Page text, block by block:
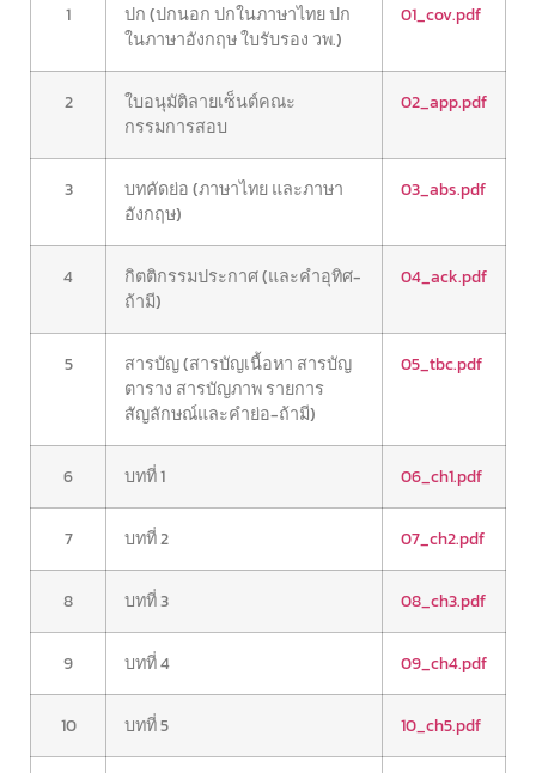
1
ปก (ปกนอก ปกในภาษาไทย ปก
ในภาษาอังกฤษ ใบรับรอง วพ.)
01_cov.pdf
2
ใบอนุมัติลายเซ็นต์คณะ
กรรมการสอบ
02_app.pdf
3
บทคัดย่อ (ภาษาไทย และภาษา
อังกฤษ)
03_abs.pdf
4
กิตติกรรมประกาศ (และคำอุทิศ-
ถ้ามี)
04_ack.pdf
5
สารบัญ (สารบัญเนื้อหา สารบัญ
ตาราง สารบัญภาพ รายการ
สัญลักษณ์และคำย่อ-ถ้ามี)
05_tbc.pdf
6 บทที่ 1 06_ch1.pdf
7 บทที่ 2 07_ch2.pdf
8 บทที่ 3 08_ch3.pdf
9 บทที่ 4 09_ch4.pdf
10 บทที่ 5 10_ch5.pdf